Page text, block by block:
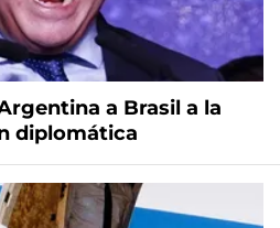
a Brasil a la
diplomática